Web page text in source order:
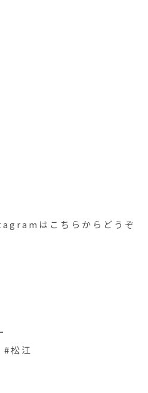
はこちらからどうぞ
松江